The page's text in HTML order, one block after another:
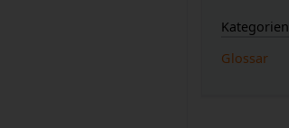
Kategorien
Glossar